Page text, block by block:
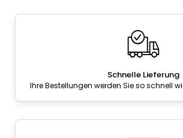
Schnelle Lieferung
Ihre Bestellungen werden Sie so schnell